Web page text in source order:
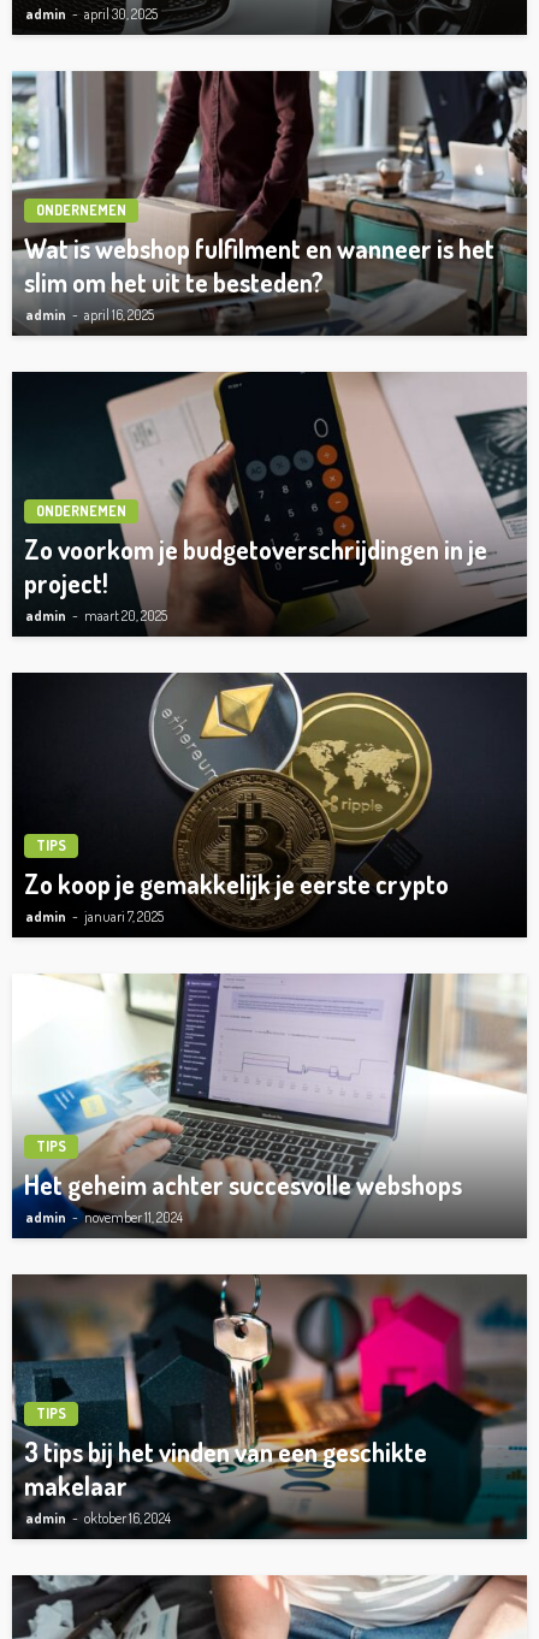
admin april 30, 2025
ONDERNEMEN
Wat is webshop fulfilment en wanneer is het
slim om het uit te besteden?
admin april 16, 2025
ONDERNEMEN
Zo voorkom je budgetoverschrijdingen in je
project!
admin maart 20, 2025
TIPS
Zo koop je gemakkelijk je eerste crypto
admin januari 7, 2025
TIPS
Het geheim achter succesvolle webshops
admin november 11, 2024
TIPS
3 tips bij het vinden van een geschikte
makelaar
admin oktober 16, 2024